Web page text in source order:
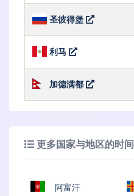
圣彼得堡
利马
加德满都
更多国家与地区的时间
阿富汗